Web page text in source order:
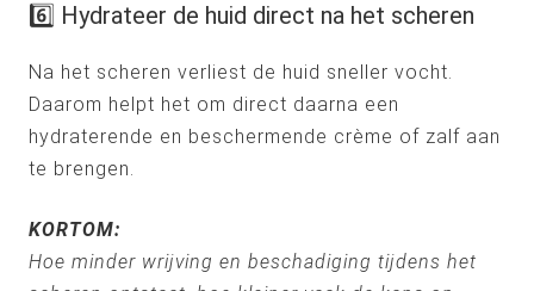
6️⃣ Hydrateer de huid direct na het scheren
Na het scheren verliest de huid sneller vocht.
Daarom helpt het om direct daarna een
hydraterende en beschermende crème of zalf aan
te brengen.
KORTOM:
Hoe minder wrijving en beschadiging tijdens het